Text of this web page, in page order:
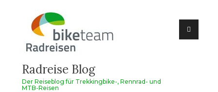
springen
Radreise Blog
Der Reiseblog für Trekkingbike-, Rennrad- und
MTB-Reisen